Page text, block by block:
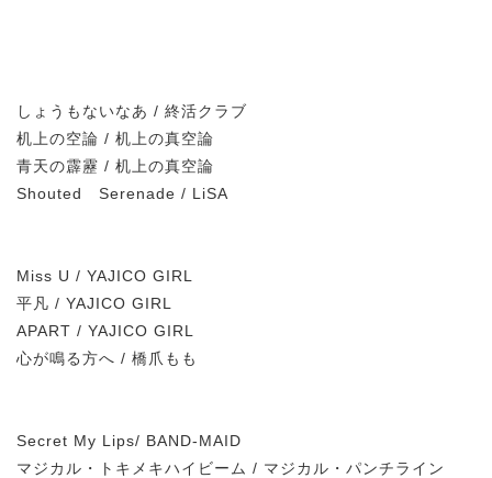
しょうもないなあ / 終活クラブ
机上の空論 / 机上の真空論
青天の霹靂 / 机上の真空論
Shouted Serenade / LiSA
Miss U / YAJICO GIRL
平凡 / YAJICO GIRL
APART / YAJICO GIRL
心が鳴る方へ / 橋爪もも
Secret My Lips/ BAND-MAID
マジカル・トキメキハイビーム / マジカル・パンチライン